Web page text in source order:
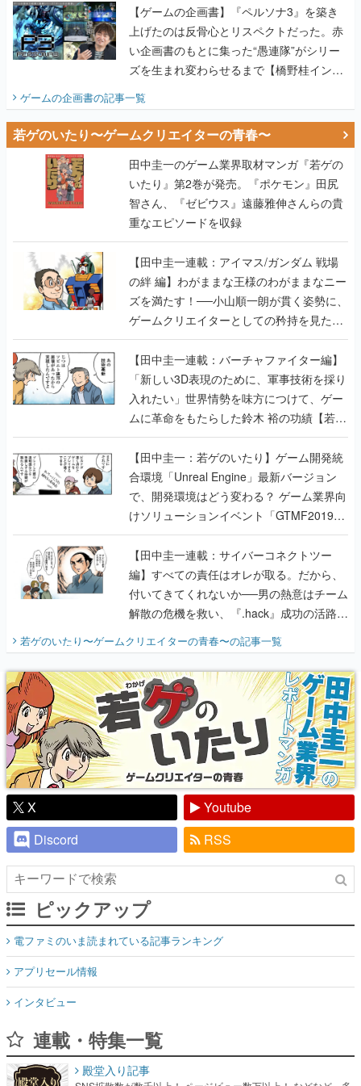
【ゲームの企画書】『ペルソナ3』を築き
上げたのは反骨心とリスペクトだった。赤
い企画書のもとに集った“愚連隊”がシリー
ズを生まれ変わらせるまで【橋野桂インタ
ゲームの企画書の記事一覧
若ゲのいたり〜ゲームクリエイターの青春〜
田中圭一のゲーム業界取材マンガ『若ゲの
いたり』第2巻が発売。『ポケモン』田尻
智さん、『ゼビウス』遠藤雅伸さんらの貴
重なエピソードを収録
【田中圭一連載：アイマス/ガンダム 戦場
の絆 編】わがままな王様のわがままなニー
ズを満たす！──小山順一朗が貫く姿勢に、
ゲームクリエイターとしての矜持を見た
【若ゲのいたり最終回】
【田中圭一連載：バーチャファイター編】
「新しい3D表現のために、軍事技術を採り
入れたい」世界情勢を味方につけて、ゲー
ムに革命をもたらした鈴木 裕の功績【若ゲ
のいたり】
【田中圭一：若ゲのいたり】ゲーム開発統
合環境「Unreal Engine」最新バージョン
で、開発環境はどう変わる？ ゲーム業界向
けソリューションイベント「GTMF2019」
に行って、より理解を深めよう【PR】
【田中圭一連載：サイバーコネクトツー
編】すべての責任はオレが取る。だから、
付いてきてくれないか──男の熱意はチーム
解散の危機を救い、『.hack』成功の活路を
『少年ジャンプ』色だった【若ゲのいた
り】
若ゲのいたり〜ゲームクリエイターの青春〜の記事一覧
X
Youtube
Discord
RSS
ピックアップ
電ファミのいま読まれている記事ランキング
アプリセール情報
インタビュー
連載・特集一覧
殿堂入り記事